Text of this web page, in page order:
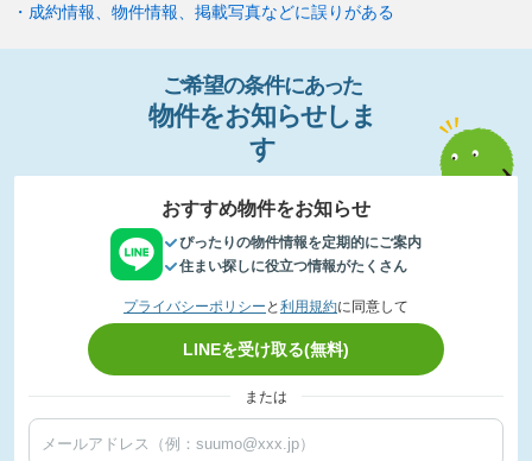
・成約情報、物件情報、掲載写真などに誤りがある
ご希望の条件にあった
物件をお知らせし ま
す
おすすめ物件をお知らせ
ぴったりの物件情報を定期的にご案内
住まい探しに役立つ情報がたくさん
プライバシーポリシー と 利用規約に同意して
LINEを受け取る(無料)
または